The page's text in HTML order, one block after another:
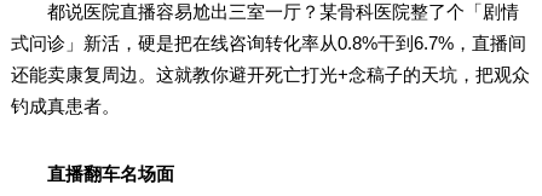
都说医院直播容易尬出三室一厅？某骨科医院整了个「剧情
式问诊」新活，硬是把在线咨询转化率从0.8%干到6.7%，直播间
还能卖康复周边。这就教你避开死亡打光+念稿子的天坑，把观众
钓成真患者。
直播翻车名场面